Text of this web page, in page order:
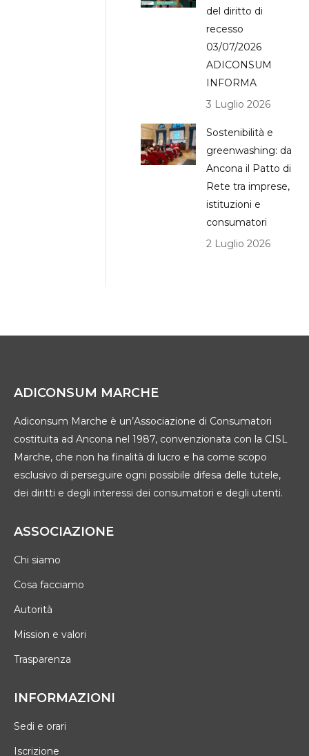
del diritto di
recesso
03/07/2026
ADICONSUM
INFORMA
3 Luglio 2026
Sostenibilità e
greenwashing: da
Ancona il Patto di
Rete tra imprese,
istituzioni e
consumatori
2 Luglio 2026
ADICONSUM MARCHE
Adiconsum Marche è un’Associazione di Consumatori
costituita ad Ancona nel 1987, convenzionata con la CISL
Marche, che non ha finalità di lucro e ha come scopo
esclusivo di perseguire ogni possibile difesa delle tutele,
dei diritti e degli interessi dei consumatori e degli utenti.
ASSOCIAZIONE
Chi siamo
Cosa facciamo
Autorità
Mission e valori
Trasparenza
INFORMAZIONI
Sedi e orari
Iscrizione